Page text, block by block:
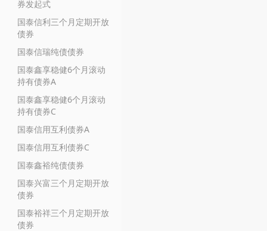
券发起式
国泰信利三个月定期开放
债券
国泰信瑞纯债债券
国泰鑫享稳健6个月滚动
持有债券A
国泰鑫享稳健6个月滚动
持有债券C
国泰信用互利债券A
国泰信用互利债券C
国泰鑫裕纯债债券
国泰兴富三个月定期开放
债券
国泰裕祥三个月定期开放
债券